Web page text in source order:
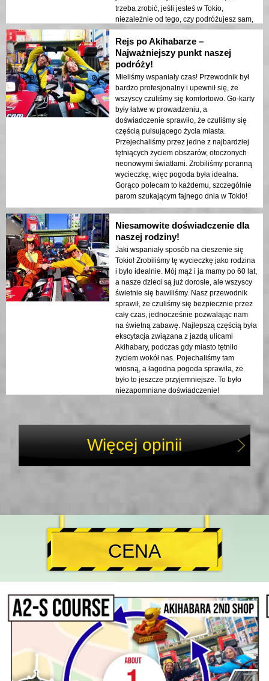
trzeba zrobić, jeśli jesteś w Tokio,
niezależnie od tego, czy podróżujesz sam,
czy z przyjaciółmi!
Rejs po Akihabarze –
Najważniejszy punkt naszej
podróży!
Mieliśmy wspaniały czas! Przewodnik był
bardzo profesjonalny i upewnił się, że
wszyscy czuliśmy się komfortowo. Go-karty
były łatwe w prowadzeniu, a
doświadczenie sprawiło, że czuliśmy się
częścią pulsującego życia miasta.
Przejechaliśmy przez jedne z najbardziej
tętniących życiem obszarów, otoczonych
neonowymi światłami. Zrobiliśmy poranną
wycieczkę, więc pogoda była idealna.
Gorąco polecam to każdemu, szczególnie
parom szukającym fajnego dnia w Tokio!
Niesamowite doświadczenie dla
naszej rodziny!
Jaki wspaniały sposób na cieszenie się
Tokio! Zrobiliśmy tę wycieczkę jako rodzina
i było idealnie. Mój mąż i ja mamy po 60 lat,
a nasze dzieci są już dorosłe, ale wszyscy
świetnie się bawiliśmy. Nasz przewodnik
sprawił, że czuliśmy się bezpiecznie przez
cały czas, jednocześnie pozwalając nam
na świetną zabawę. Najlepszą częścią była
ekscytacja związana z jazdą ulicami
Akihabary, podczas gdy miasto tętniło
życiem wokół nas. Pojechaliśmy tam
wiosną, a łagodna pogoda sprawiła, że
było to jeszcze przyjemniejsze. To było
niezapomniane doświadczenie!
Więcej opinii
CENA